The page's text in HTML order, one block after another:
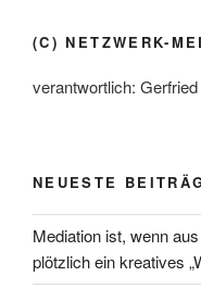
(C) NETZWERK-
verantwortlich:
NEUESTE
Mediation ist, wenn
plötzlich ein kreatives